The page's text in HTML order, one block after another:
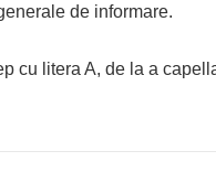
de informare.
litera A, de la a